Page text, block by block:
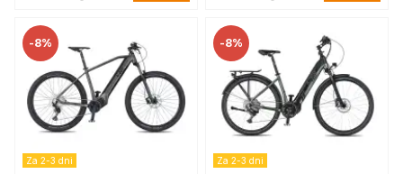
-8%
Za 2-3 dni
-8%
Za 2-3 dni